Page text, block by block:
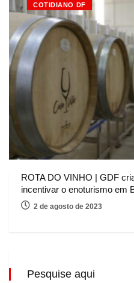
COTIDIANO DF
ROTA DO VINHO | GDF
incentivar o enoturismo em
2 de agosto de 2023
Pesquise aqui